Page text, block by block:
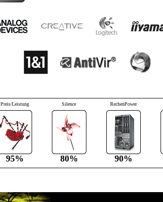
Preis/Leistung
95%
Silence
80%
RechenPower
90%